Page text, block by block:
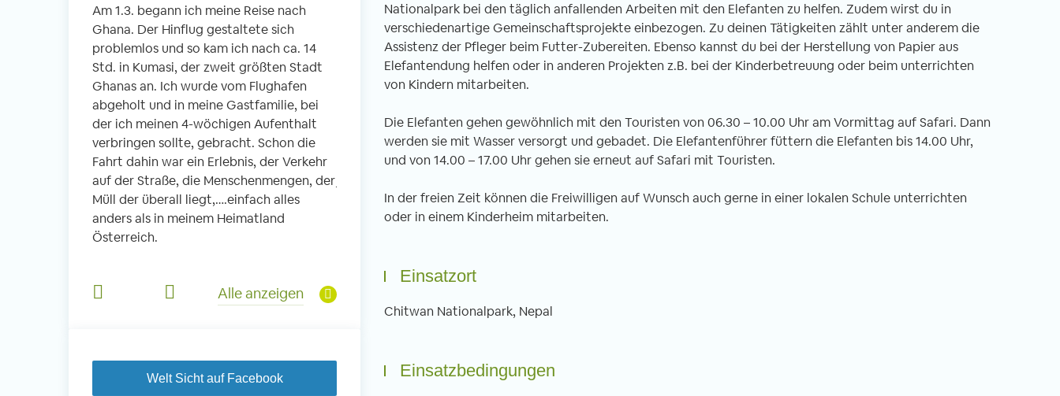
Am 1.3. begann ich meine Reise nach
Ghana. Der Hinflug gestaltete sich
problemlos und so kam ich nach ca. 14
Std. in Kumasi, der zweit größten Stadt
Ghanas an. Ich wurde vom Flughafen
abgeholt und in meine Gastfamilie, bei
der ich meinen 4-wöchigen Aufenthalt
verbringen sollte, gebracht. Schon die
Fahrt dahin war ein Erlebnis, der Verkehr
auf der Straße, die Menschenmengen, der
Müll der überall liegt,….einfach alles
anders als in meinem Heimatland
Österreich.
Von Januar bis Ende Februar half ich in
einer Schule in Uttaradit beim
Englischunterrichten mit. Direkt von
Anfang an fühlte ich mich sehr
willkommen und mir wurde sowohl vom
Freiwilligen geholfen mich zu recht zu
finden. An meinem ersten Schultag war
ich nervös und gespannt. Sobald ich
Sorgen, weil ich von jedem offen und
herzlich begrüßt wurde. Wir
die Klassen in kleinere Gruppen auf mit
Mein dreiwöchiger Freiwilligen-Einsatz
führte mich ins ferne Nepal – genauer
gesagt in ein tibetisches Kloster am
nordöstlichen Stadtrand Kathmandus.
anderen Welt konfrontiert. Obwohl
Linksverkehr – scheint sich jeder
motorisierte und unmotorisierte
Verkehrssystem durchsetzten zu wollen.
Man muss sich da erst mal etwas
Singende Frauen, die dich am Flughafen
auf der Toilette begrüßen? This is
for you! Ein Satz, den man immer wieder
hört, wenn absurde Dinge passieren
Wort, welches ich seit meinen drei
Monaten hier in Swedru fast täglich
liebe Frau mit ihrem Verkaufsstand auf
Alle anzeigen
Welt Sicht auf Facebook
Nationalpark bei den täglich anfallenden Arbeiten mit den Elefanten zu helfen. Zudem wirst du in
verschiedenartige Gemeinschaftsprojekte einbezogen. Zu deinen Tätigkeiten zählt unter anderem die
Assistenz der Pfleger beim Futter-Zubereiten. Ebenso kannst du bei der Herstellung von Papier aus
Elefantendung helfen oder in anderen Projekten z.B. bei der Kinderbetreuung oder beim unterrichten
von Kindern mitarbeiten.
Die Elefanten gehen gewöhnlich mit den Touristen von 06.30 – 10.00 Uhr am Vormittag auf Safari. Dann
werden sie mit Wasser versorgt und gebadet. Die Elefantenführer füttern die Elefanten bis 14.00 Uhr,
und von 14.00 – 17.00 Uhr gehen sie erneut auf Safari mit Touristen.
In der freien Zeit können die Freiwilligen auf Wunsch auch gerne in einer lokalen Schule unterrichten
oder in einem Kinderheim mitarbeiten.
Einsatzort
Chitwan Nationalpark, Nepal
Einsatzbedingungen